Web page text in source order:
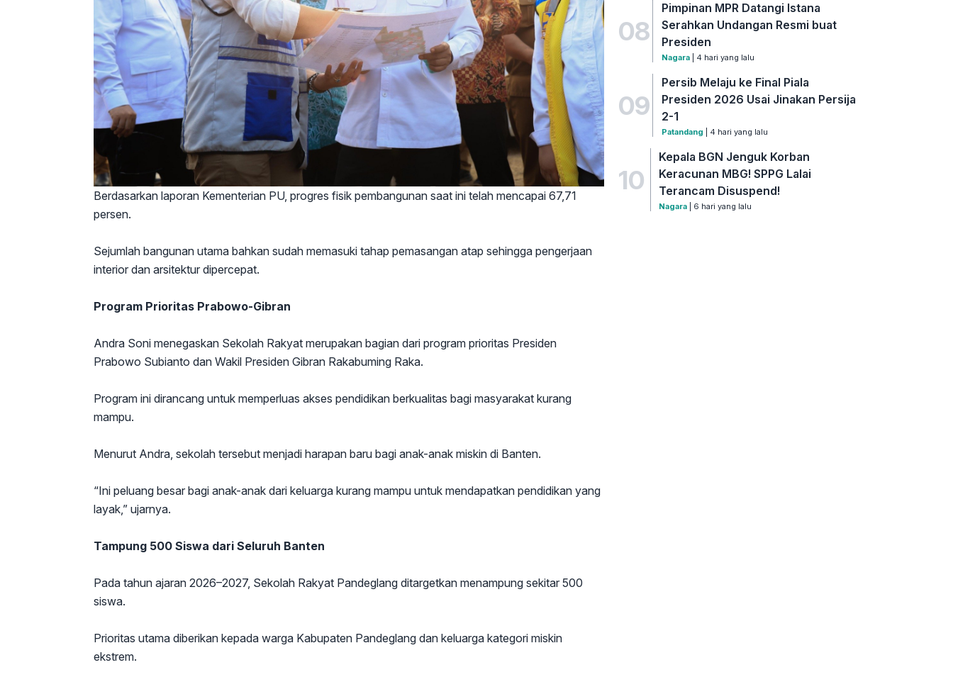
Berdasarkan laporan Kementerian PU, progres fisik pembangunan saat ini telah mencapai 67,71
persen.
Sejumlah bangunan utama bahkan sudah memasuki tahap pemasangan atap sehingga pengerjaan
interior dan arsitektur dipercepat.
Program Prioritas Prabowo-Gibran
Andra Soni menegaskan Sekolah Rakyat merupakan bagian dari program prioritas Presiden
Prabowo Subianto dan Wakil Presiden Gibran Rakabuming Raka.
Program ini dirancang untuk memperluas akses pendidikan berkualitas bagi masyarakat kurang
mampu.
Menurut Andra, sekolah tersebut menjadi harapan baru bagi anak-anak miskin di Banten.
“Ini peluang besar bagi anak-anak dari keluarga kurang mampu untuk mendapatkan pendidikan yang
layak,” ujarnya.
Tampung 500 Siswa dari Seluruh Banten
Pada tahun ajaran 2026–2027, Sekolah Rakyat Pandeglang ditargetkan menampung sekitar 500
siswa.
Prioritas utama diberikan kepada warga Kabupaten Pandeglang dan keluarga kategori miskin
ekstrem.
08
Pimpinan MPR Datangi Istana
Serahkan Undangan Resmi buat
Presiden
Nagara| 4 hari yang lalu
09
Persib Melaju ke Final Piala
Presiden 2026 Usai Jinakan Persija
2-1
Patandang | 4 hari yang lalu
10
Kepala BGN Jenguk Korban
Keracunan MBG! SPPG Lalai
Terancam Disuspend!
Nagara | 6 hari yang lalu